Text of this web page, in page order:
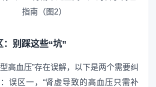
：别踩这些“坑”
高血压”存在误解，以下是两个需要纠
误区一，“肾虚导致的高血压只需补